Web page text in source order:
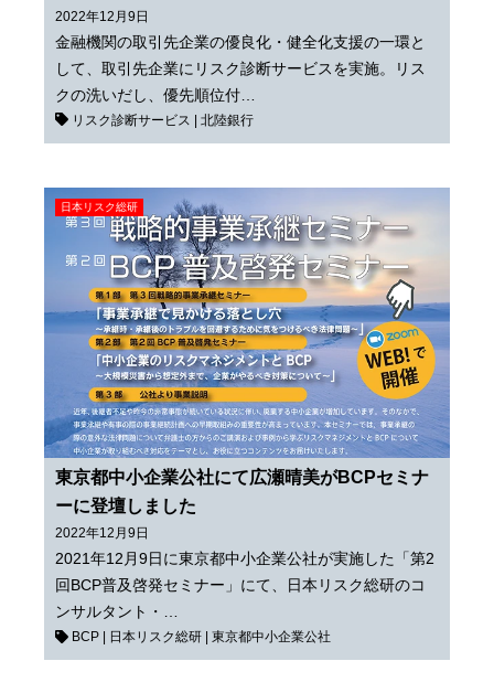
2022年12月9日
金融機関の取引先企業の優良化・健全化支援の一環と
して、取引先企業にリスク診断サービスを実施。リス
クの洗いだし、優先順位付…
リスク診断サービス 北陸銀行
日本リスク総研
東京都中小企業公社にて広瀬晴美がBCPセミナ
ーに登壇しました
2022年12月9日
2021年12月9日に東京都中小企業公社が実施した「第2
回BCP普及啓発セミナー」にて、日本リスク総研のコ
ンサルタント・…
BCP 日本リスク総研 東京都中小企業公社